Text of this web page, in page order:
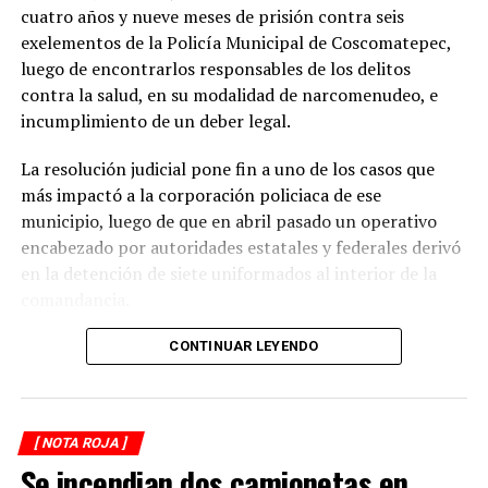
seguridad entre vehículos, especialmente durante la
temporada de lluvias, cuando el riesgo de accidentes se
incrementa en las carreteras de la región.
La circulación en la zona se vio afectada por algunos
minutos mientras se realizaban las labores de auxilio y el
levantamiento de indicios por parte de las autoridades.
Posteriormente, el tránsito fue restablecido de manera
normal.
cuatro años y nueve meses de prisión contra seis
exelementos de la Policía Municipal de Coscomatepec,
luego de encontrarlos responsables de los delitos
contra la salud, en su modalidad de narcomenudeo, e
incumplimiento de un deber legal.
La resolución judicial pone fin a uno de los casos que
más impactó a la corporación policiaca de ese
municipio, luego de que en abril pasado un operativo
encabezado por autoridades estatales y federales derivó
en la detención de siete uniformados al interior de la
La intervención se realizó el 10 de abril mediante un
elementos de la Secretaría de Marina (Semar) y de la
Secretaría de Seguridad Pública (SSP), quienes
ejecutaron una revisión en las instalaciones de la
corporación municipal.
CONTINUAR LEYENDO
[ NOTA ROJA ]